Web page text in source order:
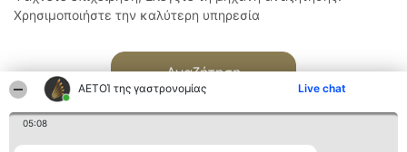
ΑΕΤΟΊ της γαστρονομίας Live chat
05:08
Χρησιμοποιήστε την καλύτερη υπηρεσία
Αναζήτηση